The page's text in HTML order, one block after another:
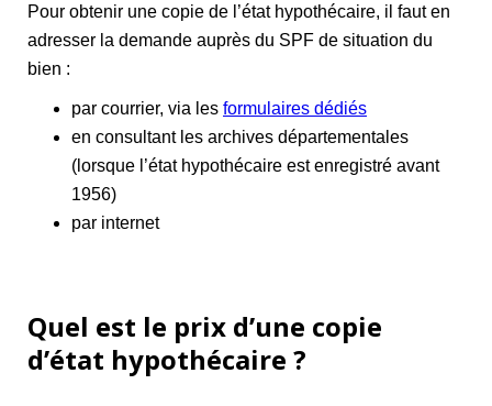
Pour obtenir une copie de l’état hypothécaire, il faut en
adresser la demande auprès du SPF de situation du
bien :
par courrier, via les formulaires dédiés
en consultant les archives départementales
(lorsque l’état hypothécaire est enregistré avant
1956)
par internet
Quel est le prix d’une copie
d’état hypothécaire ?